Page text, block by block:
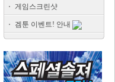
게임스크린샷
겜툰 이벤트! 안내